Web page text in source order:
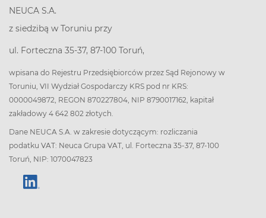
NEUCA S.A.
z siedzibą w Toruniu przy
ul. Forteczna 35-37, 87-100 Toruń,
wpisana do Rejestru Przedsiębiorców przez Sąd Rejonowy w
Toruniu, VII Wydział Gospodarczy KRS pod nr KRS:
0000049872, REGON 870227804, NIP 8790017162, kapitał
zakładowy 4 642 802 złotych.
Dane NEUCA S.A. w zakresie dotyczącym: rozliczania
podatku VAT: Neuca Grupa VAT, ul. Forteczna 35-37, 87-100
Toruń, NIP: 1070047823